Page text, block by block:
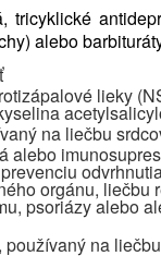
tricyklické
alebo
lieky
na liečbu
alebo
orgánu, liečbu
psoriázy alebo
používaný na